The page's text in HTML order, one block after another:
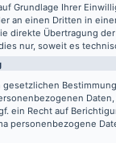
Grundlage Ihrer
an einen Dritten in
direkte Übertragung
nur, soweit es
ein Recht auf
personenbezogene